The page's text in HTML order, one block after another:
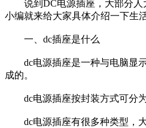
说到DC电源插座，大部分人大
小编就来给大家具体介绍一下生
一、dc插座是什么
dc电源插座是一种与电脑显示
成的。
dc电源插座按封装方式可分为
dc电源插座有很多种类型，大